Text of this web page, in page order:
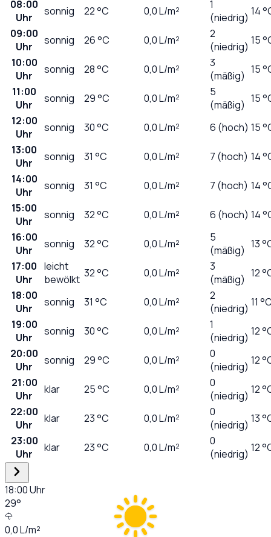
08:00
Uhr
sonnig 22°C 0,0L/m²
1
(niedrig) 14
09:00
Uhr
sonnig 26°C 0,0L/m²
2
(niedrig) 15
10:00
Uhr
sonnig 28°C 0,0L/m²
3
(mäßig) 15
11:00
Uhr
sonnig 29°C 0,0L/m²
5
(mäßig) 15
12:00
Uhr
sonnig 30°C 0,0L/m² 6 (hoch) 15
13:00
Uhr
sonnig 31 °C 0,0L/m² 7 (hoch) 14
14:00
Uhr
sonnig 31 °C 0,0L/m² 7 (hoch) 14
15:00
Uhr
sonnig 32°C 0,0L/m² 6 (hoch) 14
16:00
Uhr
sonnig 32°C 0,0L/m²
5
(mäßig) 13
17:00
Uhr
leicht
bewölkt 32°C 0,0L/m²
3
(mäßig) 12
18:00
Uhr
sonnig 31 °C 0,0L/m²
2
(niedrig) 11
19:00
Uhr
sonnig 30°C 0,0L/m²
1
(niedrig) 12
20:00
Uhr
sonnig 29°C 0,0L/m²
0
(niedrig) 12
21:00
Uhr
klar 25°C 0,0L/m²
0
(niedrig) 12
22:00
Uhr
klar 23°C 0,0L/m²
0
(niedrig) 13
23:00
Uhr
klar 23°C 0,0L/m²
0
(niedrig) 12
18:00Uhr
29°
0,0L/m²